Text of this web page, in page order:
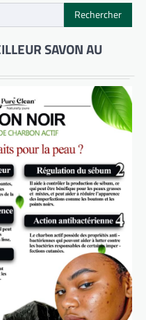
SAVON AU